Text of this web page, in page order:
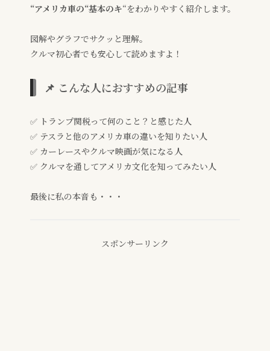
“アメリカ車の“基本のキ“をわかりやすく紹介します。
図解やグラフでサクッと理解。
クルマ初心者でも安心して読めますよ！
📌 こんな人におすすめの記事
✅ トランプ関税って何のこと？と感じた人
✅ テスラと他のアメリカ車の違いを知りたい人
✅ カーレースやクルマ映画が気になる人
✅ クルマを通してアメリカ文化を知ってみたい人
最後に私の本音も・・・
スポンサーリンク